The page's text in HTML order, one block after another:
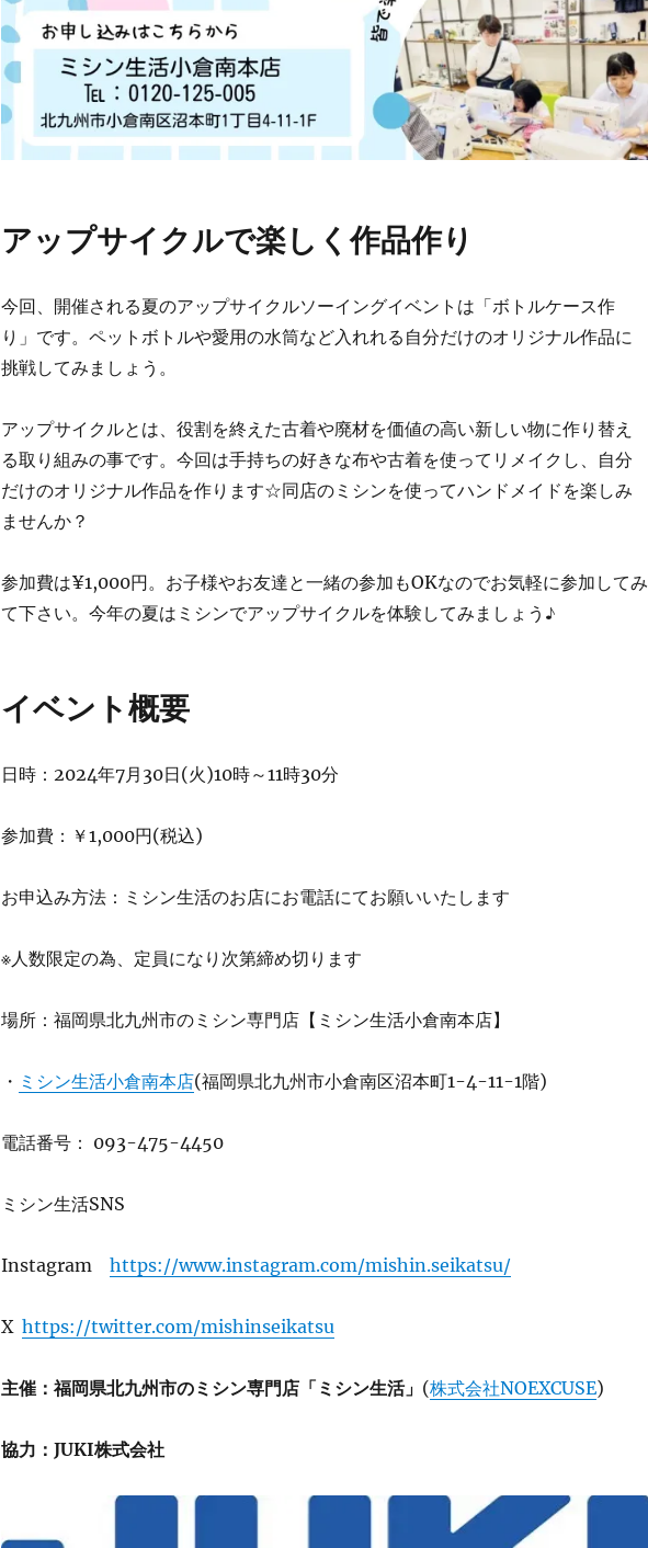
アップサイクルで楽しく作品作り
今回、開催される夏のアップサイクルソーイングイベントは「ボトルケース作
り」です。ペットボトルや愛用の水筒など入れれる自分だけのオリジナル作品に
挑戦してみましょう。
アップサイクルとは、役割を終えた古着や廃材を価値の高い新しい物に作り替え
る取り組みの事です。今回は手持ちの好きな布や古着を使ってリメイクし、自分
だけのオリジナル作品を作ります☆同店のミシンを使ってハンドメイドを楽しみ
ませんか？
参加費は¥1,000円。お子様やお友達と一緒の参加もOKなのでお気軽に参加してみ
て下さい。今年の夏はミシンでアップサイクルを体験してみましょう♪
イベント概要
日時：2024年7月30日(火)10時～11時30分
参加費：￥1,000円(税込)
お申込み方法：ミシン生活のお店にお電話にてお願いいたします
※人数限定の為、定員になり次第締め切ります
場所：福岡県北九州市のミシン専門店【ミシン生活小倉南本店】
・ ミシン生活小倉南本店(福岡県北九州市小倉南区沼本町1-4-11-1階)
電話番号： 093-475-4450
ミシン生活SNS
Instagram https://www.instagram.com/mishin.seikatsu/
X https://twitter.com/mishinseikatsu
主催：福岡県北九州市のミシン専門店「ミシン生活」 (株式会社NOEXCUSE)
協力：JUKI株式会社